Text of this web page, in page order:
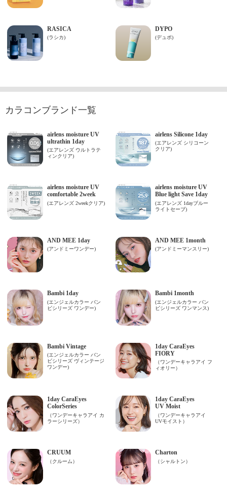
カラコンブランド一覧